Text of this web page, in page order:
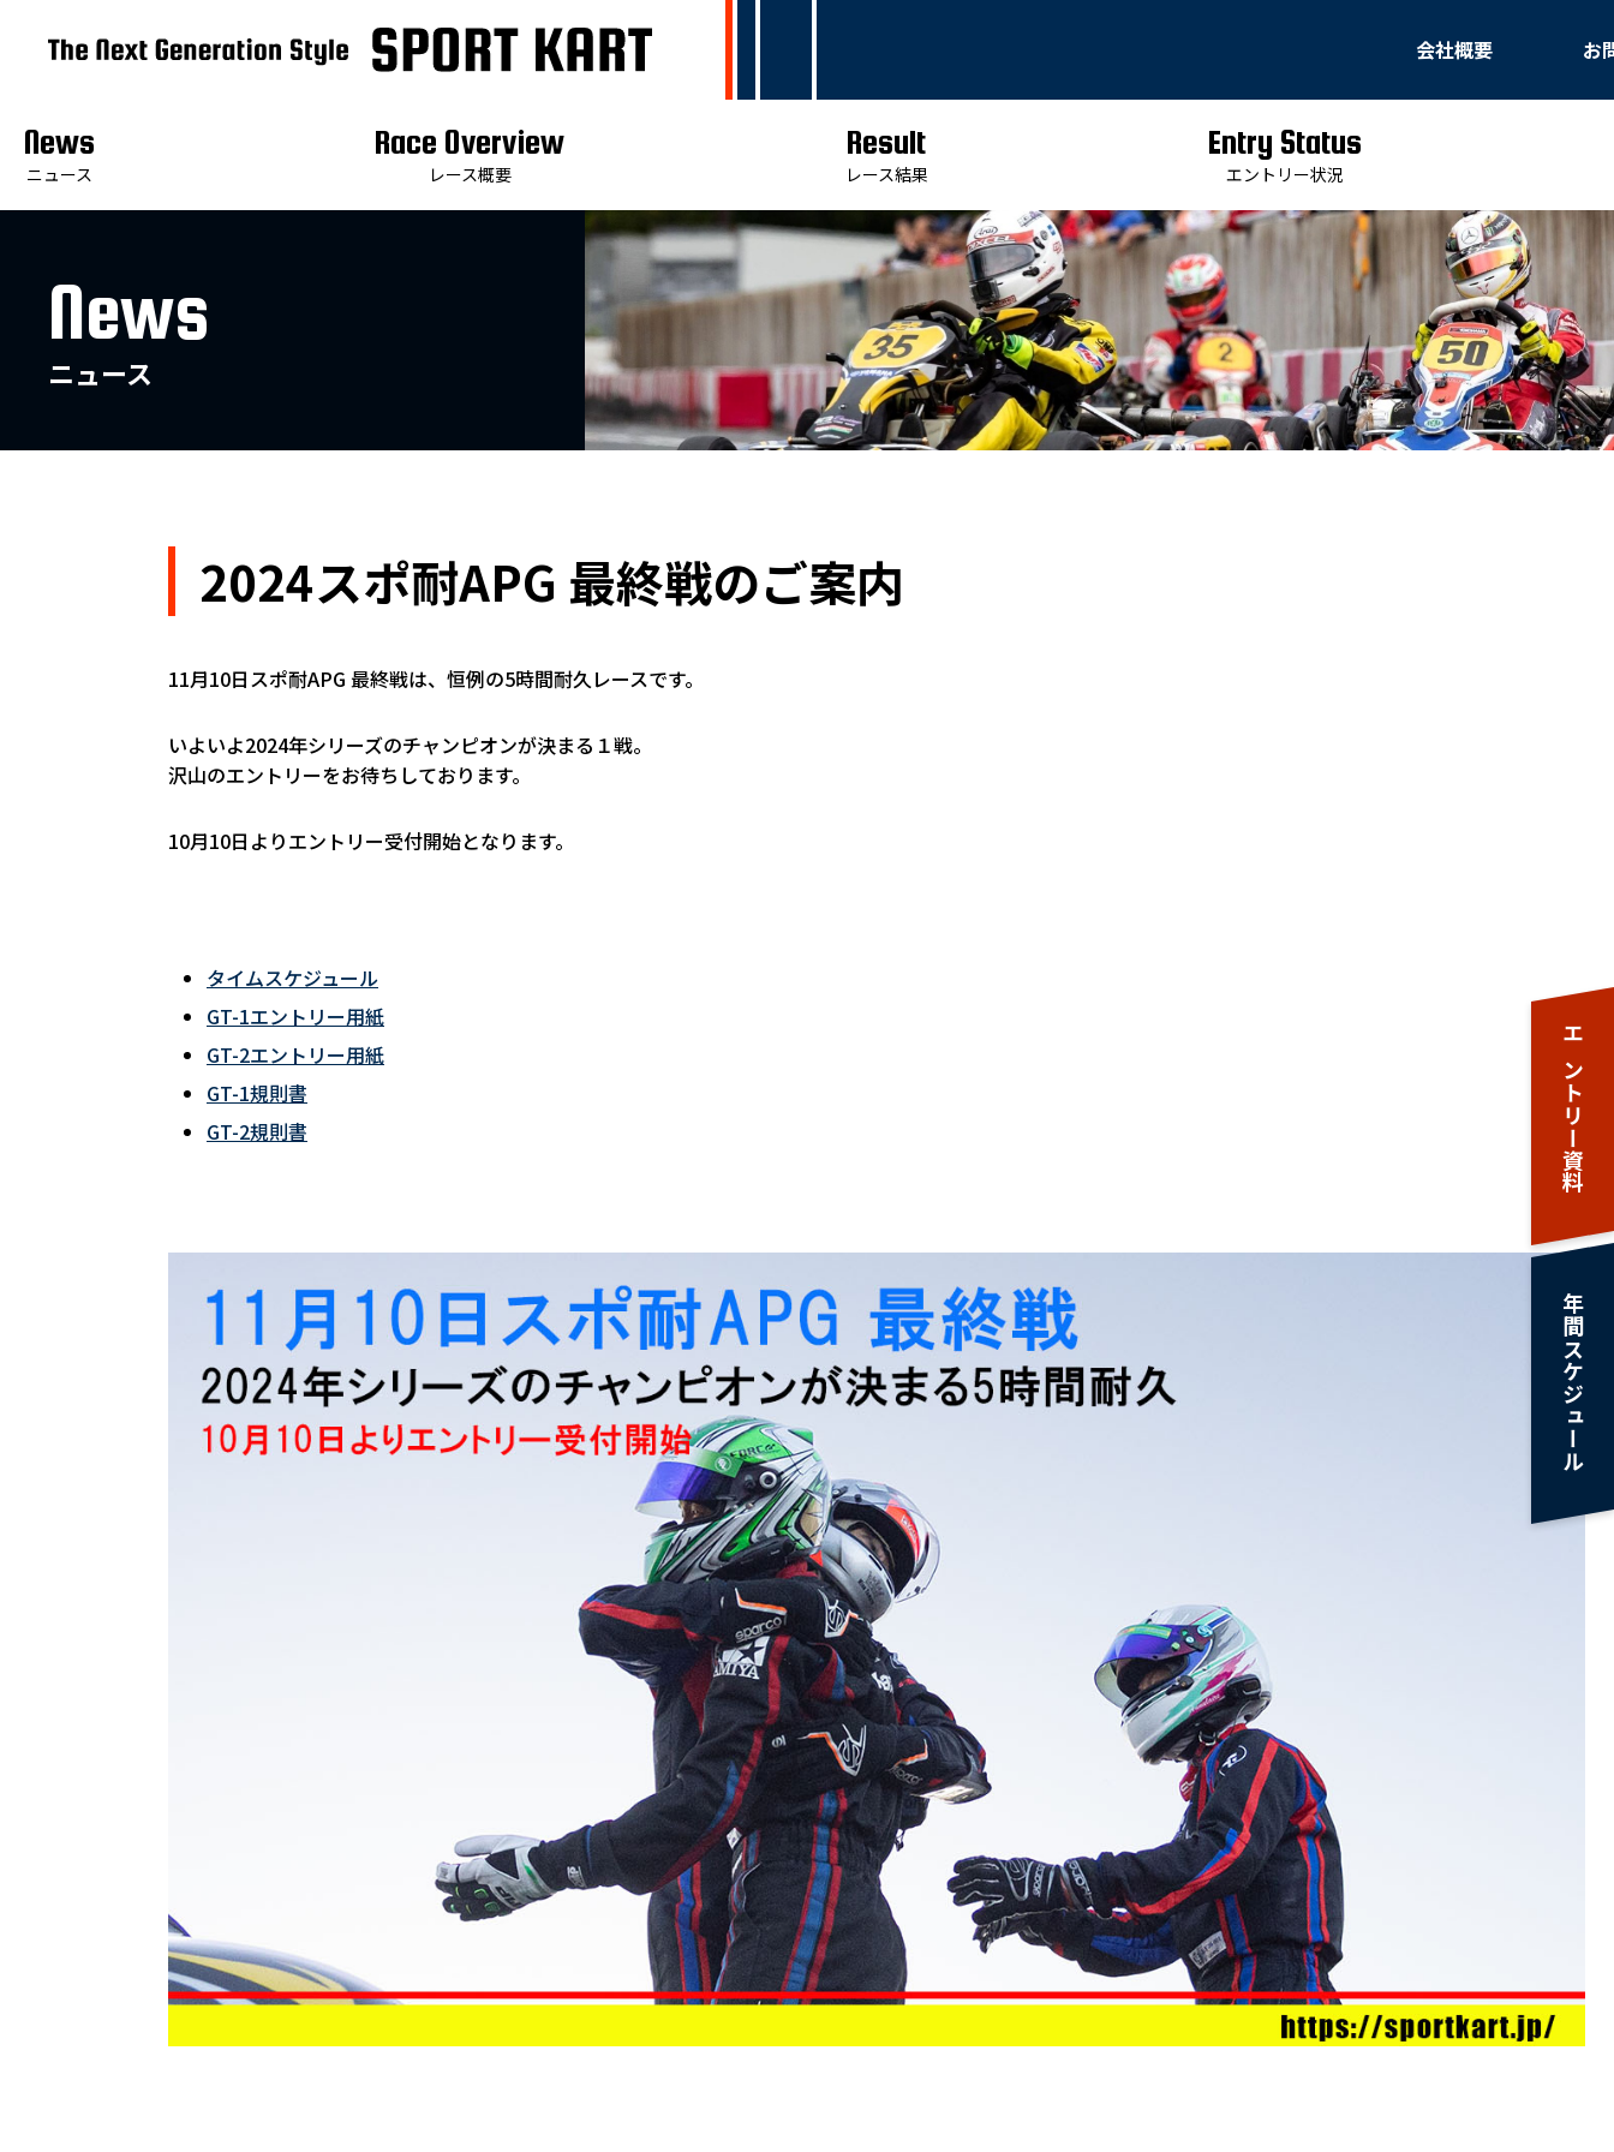
会社概要 お
News
ニュース
Race Overview
レース概要
Result
レース結果
Entry Status
エントリー状況
News
ニュース
2024スポ耐APG 最終戦のご案内
11月10日スポ耐APG 最終戦は、恒例の5時間耐久レースです。
いよいよ2024年シリーズのチャンピオンが決まる１戦。
沢山のエントリーをお待ちしております。
10月10日よりエントリー受付開始となります。
タイムスケジュール
GT-1エントリー用紙
GT-2エントリー用紙
GT-1規則書
GT-2規則書
エントリー資料
年間スケジュール